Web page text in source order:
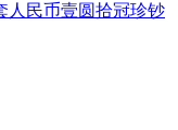
人民币壹圆拾冠珍钞